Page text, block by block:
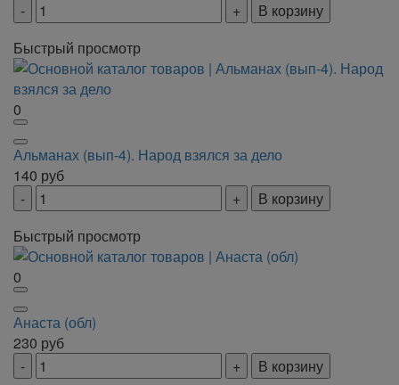
В корзину
Быстрый просмотр
0
Альманах (вып-4). Народ взялся за дело
140 руб
В корзину
Быстрый просмотр
0
Анаста (обл)
230 руб
В корзину